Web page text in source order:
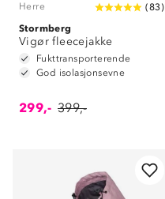
Herre (83)
Stormberg
Vigør fleecejakke
Fukttransporterende
God isolasjonsevne
299,- 399,-